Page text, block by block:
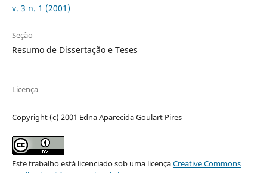
v. 3 n. 1 (2001)
Seção
Resumo de Dissertação e Teses
Licença
Copyright (c) 2001 Edna Aparecida Goulart Pires
Este trabalho está licenciado sob uma licençaCreative Commons